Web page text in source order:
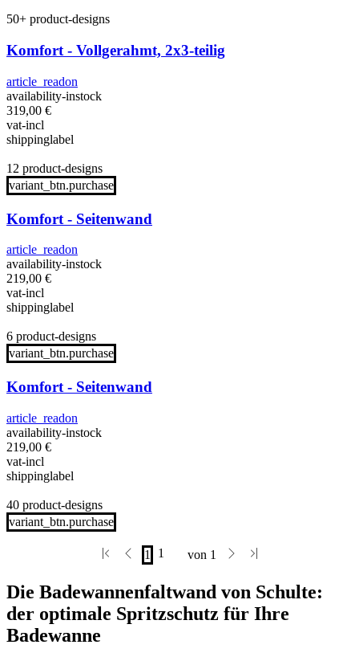
50+ product-designs
Komfort - Vollgerahmt, 2x3-teilig
article_readon
availability-instock
319,00 €
vat-incl
shippinglabel
12 product-designs
variant_btn.purchase
Komfort - Seitenwand
article_readon
availability-instock
219,00 €
vat-incl
shippinglabel
6 product-designs
variant_btn.purchase
Komfort - Seitenwand
article_readon
availability-instock
219,00 €
vat-incl
shippinglabel
40 product-designs
variant_btn.purchase
Die Badewannenfaltwand von Schulte:
der optimale Spritzschutz für Ihre
Badewanne